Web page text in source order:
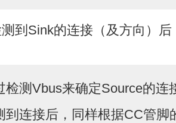
到Sink的连接（及方向）
检测Vbus来确定Source的连
到连接后，同样根据CC管脚